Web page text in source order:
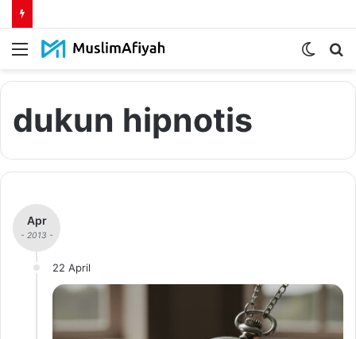
Menu
Switch
dukun hipnotis
Apr
- 2013 -
22 April